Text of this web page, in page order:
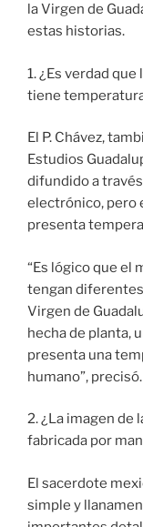
la Virgen de
estas historias.
1. ¿Es verdad
tiene
El P. Chávez,
Estudios
difundido a
electrónico, pero
presenta
“Es lógico que el
tengan
Virgen de
hecha de planta,
presenta una
humano”, precisó.
2. ¿La imagen de
fabricada por
El sacerdote
simple y